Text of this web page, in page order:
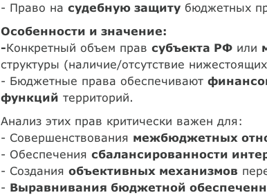
- Право на судебную защитубюджетных
Особенности и значение:
-Конкретный объем прав субъекта РФили
структуры (наличие/отсутствие
- Бюджетные права обеспечивают
функций территорий.
Анализ этих прав критически важен для:
- Совершенствования межбюджетных
- Обеспечения сбалансированности
- Создания объективных механизмов
- Выравнивания бюджетной